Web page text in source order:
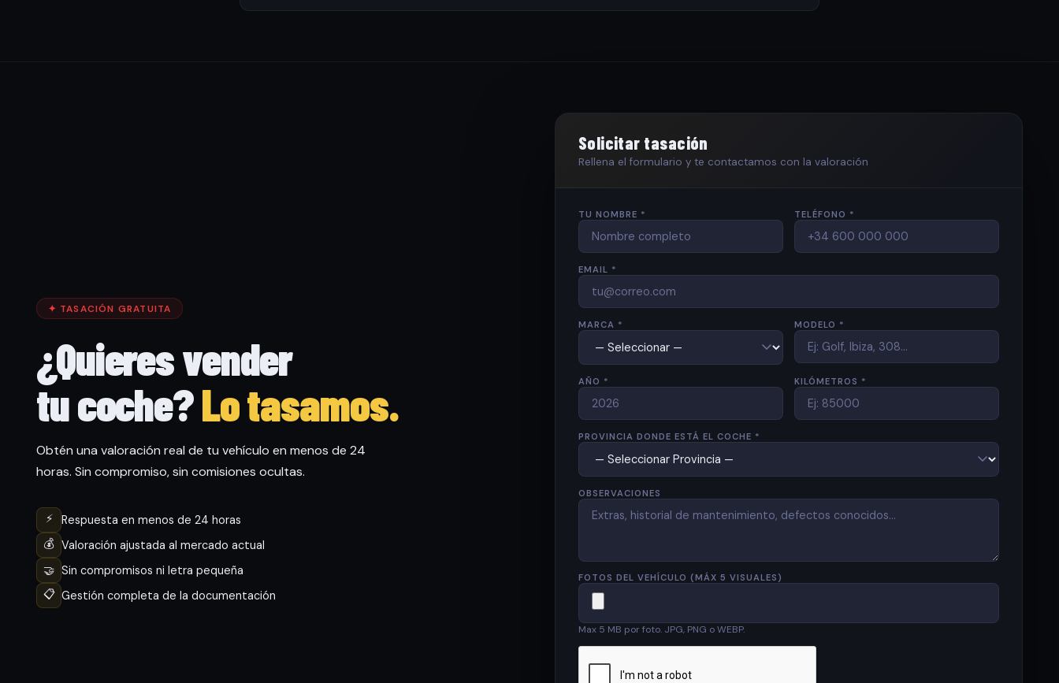
✦ TASACIÓN GRATUITA
¿Quieres vender
tu coche?Lo tasamos.
Obtén una valoración real de tu vehículo en menos de 24
horas. Sin compromiso, sin comisiones ocultas.
⚡
Respuesta en menos de 24 horas
💰 Valoración ajustada al mercado actual
🤝 Sin compromisos ni letra pequeña
📋 Gestión completa de la documentación
Solicitar tasación
Rellena el formulario y te contactamos con la valoración
TU NOMBRE * TELÉFONO *
EMAIL *
MARCA * MODELO *
AÑO * KILÓMETROS *
PROVINCIA DONDE ESTÁ EL COCHE *
OBSERVACIONES
FOTOS DEL VEHÍCULO (MÁX 5 VISUALES)
Max 5 MB por foto. JPG, PNG o WEBP.